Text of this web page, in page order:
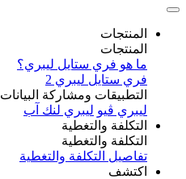
المنتجات
المنتجات
ما هو فري ستايل ليبري؟
فري ستايل ليبري 2
التطبيقات ومشاركة البيانات
ليبري ڤيو ليبري لنك آب
التكلفة والتغطية
التكلفة والتغطية
تفاصيل التكلفة والتغطية
اكتشف​